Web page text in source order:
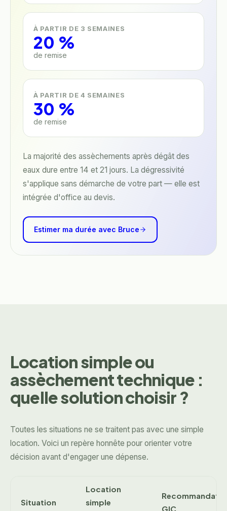
À PARTIR DE 3 SEMAINES
20 %
de remise
À PARTIR DE 4 SEMAINES
30 %
de remise
La majorité des assèchements après dégât des
eaux dure entre 14 et 21 jours. La dégressivité
s'applique sans démarche de votre part — elle est
intégrée d'office au devis.
Estimer ma durée avec Bruce
Location simple ou
assèchement technique :
quelle solution choisir ?
Toutes les situations ne se traitent pas avec une simple
location. Voici un repère honnête pour orienter votre
décision avant d'engager une dépense.
Situation
Location
simple
GIC